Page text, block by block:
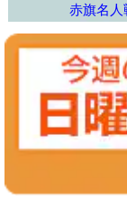
赤旗名人